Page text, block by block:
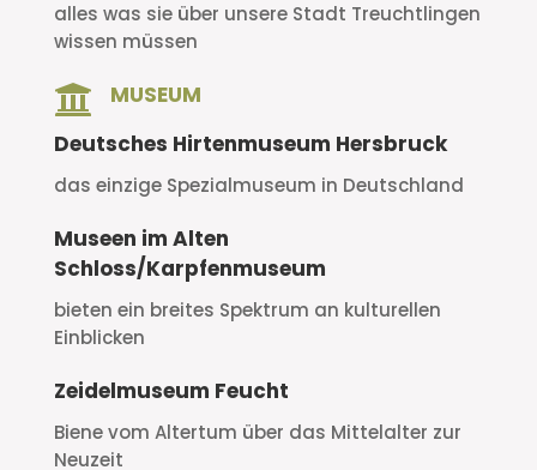
alles was sie über unsere Stadt Treuchtlingen
wissen müssen

MUSEUM
Deutsches Hirtenmuseum Hersbruck
das einzige Spezialmuseum in Deutschland
Museen im Alten
Schloss/Karpfenmuseum
bieten ein breites Spektrum an kulturellen
Einblicken
Zeidelmuseum Feucht
Biene vom Altertum über das Mittelalter zur
Neuzeit